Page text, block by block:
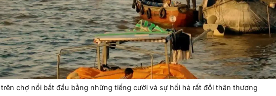
trên chợ nổi bắt đầu bằng những tiếng cười và sự hối hả rất đỗi thân thương